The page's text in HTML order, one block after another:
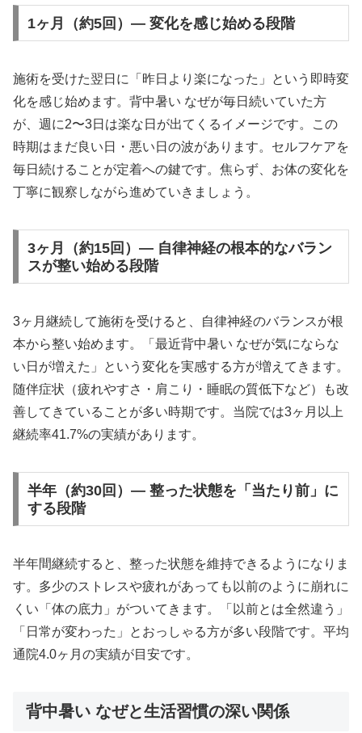
1ヶ月（約5回）— 変化を感じ始める段階
施術を受けた翌日に「昨日より楽になった」という即時変
化を感じ始めます。背中暑い なぜが毎日続いていた方
が、週に2〜3日は楽な日が出てくるイメージです。この
時期はまだ良い日・悪い日の波があります。セルフケアを
毎日続けることが定着への鍵です。焦らず、お体の変化を
丁寧に観察しながら進めていきましょう。
3ヶ月（約15回）— 自律神経の根本的なバラン
スが整い始める段階
3ヶ月継続して施術を受けると、自律神経のバランスが根
本から整い始めます。「最近背中暑い なぜが気にならな
い日が増えた」という変化を実感する方が増えてきます。
随伴症状（疲れやすさ・肩こり・睡眠の質低下など）も改
善してきていることが多い時期です。当院では3ヶ月以上
継続率41.7%の実績があります。
半年（約30回）— 整った状態を「当たり前」に
する段階
半年間継続すると、整った状態を維持できるようになりま
す。多少のストレスや疲れがあっても以前のように崩れに
くい「体の底力」がついてきます。「以前とは全然違う」
「日常が変わった」とおっしゃる方が多い段階です。平均
通院4.0ヶ月の実績が目安です。
背中暑い なぜと生活習慣の深い関係